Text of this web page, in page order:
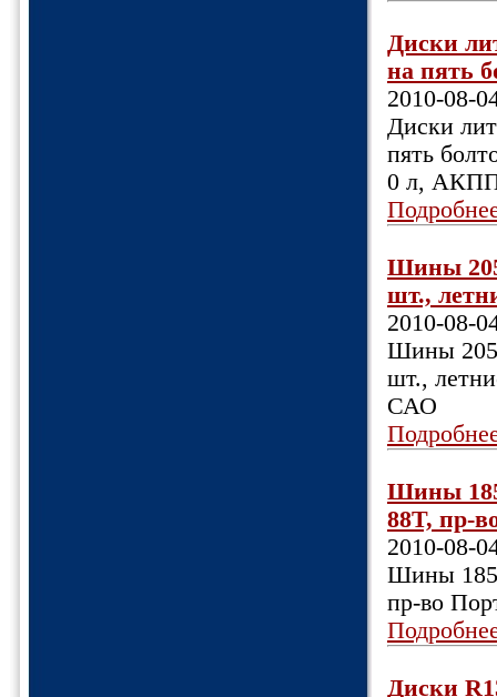
Диски
на пять
2010-08-
Диски
пять
0 л,
Шины
шт.,
2010-08-
Шины
шт.,
САО
Шины
88Т, пр-
2010-08-
Шины
пр-во
Диски